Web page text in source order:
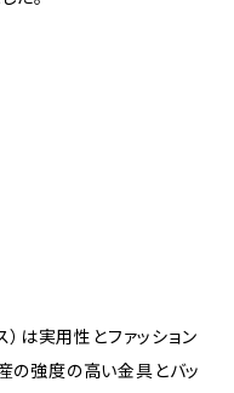
は実用性とファッション
の強度の高い金具とバッ